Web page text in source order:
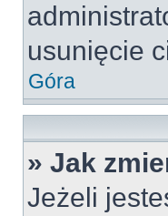
usunięcie
Góra
» Jak
Jeżeli